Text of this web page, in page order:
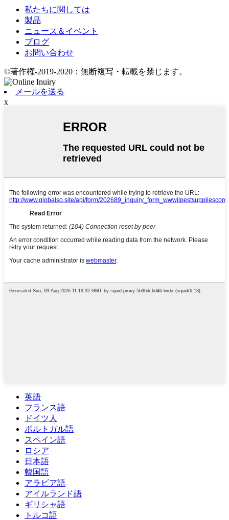
私たちに関しては
製品
ニュース＆イベント
ブログ
お問い合わせ
©著作権-2019-2020：無断複写・転載を禁じます。
メールを送る
x
英語
フランス語
ドイツ人
ポルトガル語
スペイン語
ロシア
日本語
韓国語
アラビア語
アイルランド語
ギリシャ語
トルコ語